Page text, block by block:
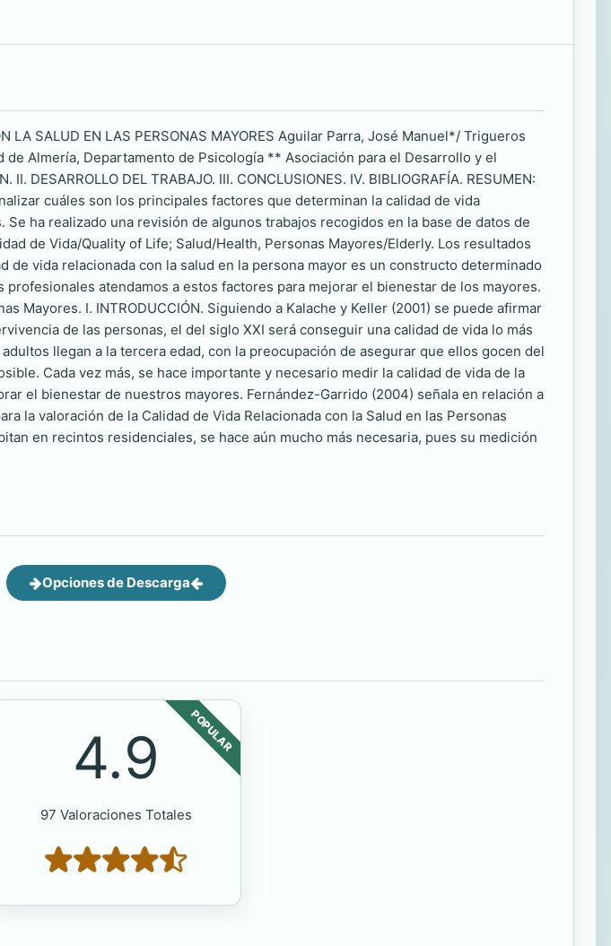
LA SALUD EN LAS PERSONAS MAYORES Aguilar Parra, José Manuel*/ Trigueros
Almería, Departamento de Psicología ** Asociación para el Desarrollo y el
DESARROLLO DEL TRABAJO. III. CONCLUSIONES. IV. BIBLIOGRAFÍA. RESUMEN:
cuáles son los principales factores que determinan la calidad de vida
ha realizado una revisión de algunos trabajos recogidos en la base de datos de
de Vida/Quality of Life; Salud/Health, Personas Mayores/Elderly. Los resultados
de vida relacionada con la salud en la persona mayor es un constructo determinado
atendamos a estos factores para mejorar el bienestar de los mayores.
Mayores. I. INTRODUCCIÓN. Siguiendo a Kalache y Keller (2001) se puede afirmar
de las personas, el del siglo XXI será conseguir una calidad de vida lo más
llegan a la tercera edad, con la preocupación de asegurar que ellos gocen del
Cada vez más, se hace importante y necesario medir la calidad de vida de la
el bienestar de nuestros mayores. Fernández-Garrido (2004) señala en relación a
la valoración de la Calidad de Vida Relacionada con la Salud en las Personas
en recintos residenciales, se hace aún mucho más necesaria, pues su medición
Opciones de Descarga
POPULAR
4.9
97 Valoraciones Totales